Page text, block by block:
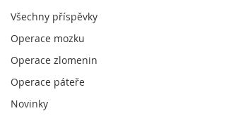
Všechny příspěvky
Operace mozku
Operace zlomenin
Operace páteře
Novinky